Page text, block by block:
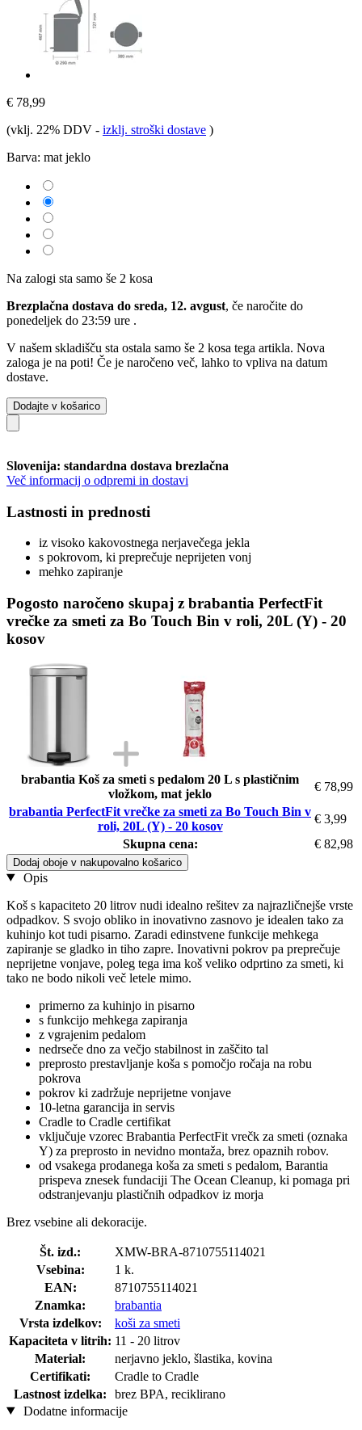
€ 78,99
(vklj. 22% DDV - izklj. stroški dostave )
Barva: mat jeklo
Na zalogi sta samo še 2 kosa
Brezplačna dostava do sreda, 12. avgust, če naročite do
ponedeljek do 23:59 ure .
V našem skladišču sta ostala samo še 2 kosa tega artikla. Nova
zaloga je na poti! Če je naročeno več, lahko to vpliva na datum
dostave.
Dodajte v košarico
Slovenija: standardna dostava brezlačna
Več informacij o odpremi in dostavi
Lastnosti in prednosti
iz visoko kakovostnega nerjavečega jekla
s pokrovom, ki preprečuje neprijeten vonj
mehko zapiranje
Pogosto naročeno skupaj z brabantia PerfectFit
vrečke za smeti za Bo Touch Bin v roli, 20L (Y) - 20
kosov
brabantia Koš za smeti s pedalom 20 L s plastičnim
vložkom, mat jeklo
€ 78,99
brabantia PerfectFit vrečke za smeti za Bo Touch Bin v
roli, 20L (Y) - 20 kosov
€ 3,99
Skupna cena:
€ 82,98
Dodaj oboje v nakupovalno košarico
Opis
Koš s kapaciteto 20 litrov nudi idealno rešitev za najrazličnejše vrste
odpadkov. S svojo obliko in inovativno zasnovo je idealen tako za
kuhinjo kot tudi pisarno. Zaradi edinstvene funkcije mehkega
zapiranje se gladko in tiho zapre. Inovativni pokrov pa preprečuje
neprijetne vonjave, poleg tega ima koš veliko odprtino za smeti, ki
tako ne bodo nikoli več letele mimo.
primerno za kuhinjo in pisarno
s funkcijo mehkega zapiranja
z vgrajenim pedalom
nedrseče dno za večjo stabilnost in zaščito tal
preprosto prestavljanje koša s pomočjo ročaja na robu
pokrova
pokrov ki zadržuje neprijetne vonjave
10-letna garancija in servis
Cradle to Cradle certifikat
vključuje vzorec Brabantia PerfectFit vrečk za smeti (oznaka
Y) za preprosto in nevidno montaža, brez opaznih robov.
od vsakega prodanega koša za smeti s pedalom, Barantia
prispeva znesek fundaciji The Ocean Cleanup, ki pomaga pri
odstranjevanju plastičnih odpadkov iz morja
Brez vsebine ali dekoracije.
Št. izd.:
XMW-BRA-8710755114021
Vsebina:
1 k.
EAN:
8710755114021
Znamka:
brabantia
Vrsta izdelkov:
koši za smeti
Kapaciteta v litrih: 11 - 20 litrov
Material:
nerjavno jeklo, šlastika, kovina
Certifikati:
Cradle to Cradle
Lastnost izdelka:
brez BPA, reciklirano
Dodatne informacije